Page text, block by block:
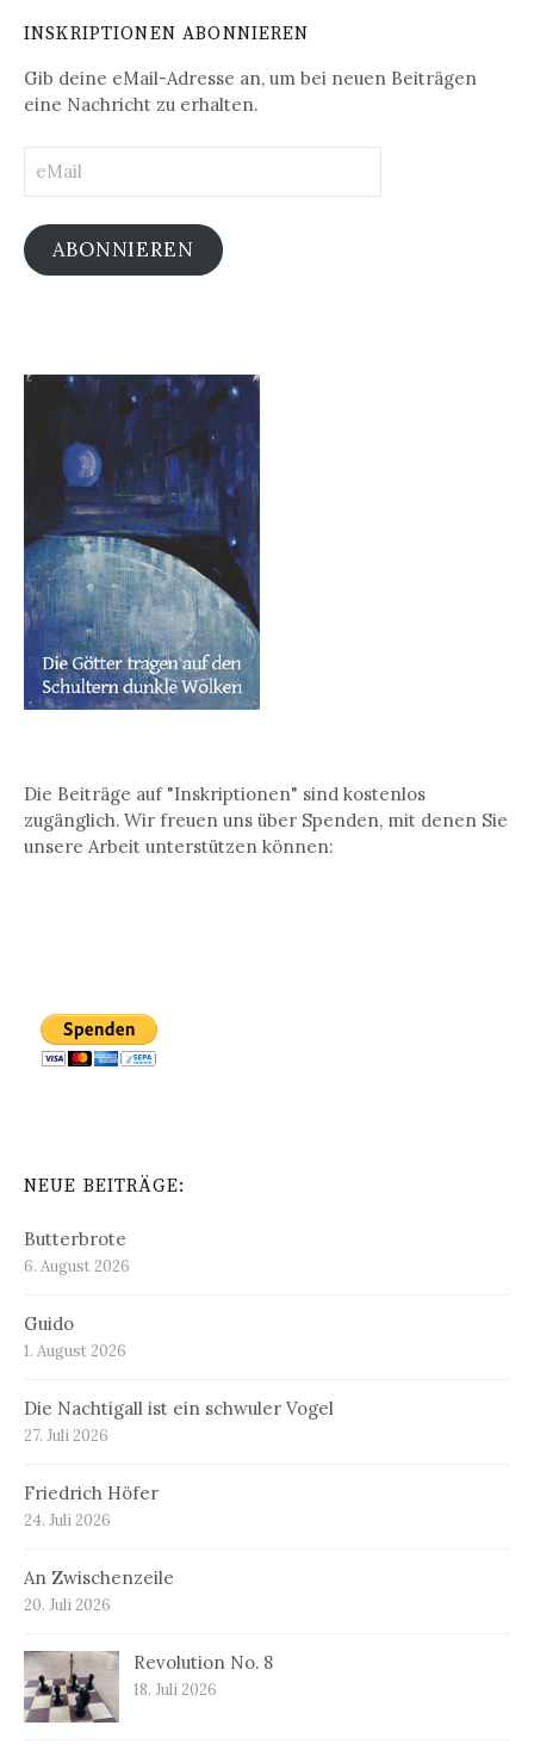
INSKRIPTIONEN ABONNIEREN
Gib deine eMail-Adresse an, um bei neuen Beiträgen
eine Nachricht zu erhalten.
ABONNIEREN
Die Beiträge auf "Inskriptionen" sind kostenlos
zugänglich. Wir freuen uns über Spenden, mit denen Sie
unsere Arbeit unterstützen können:
NEUE BEITRÄGE:
Butterbrote
6. August 2026
Guido
1. August 2026
Die Nachtigall ist ein schwuler Vogel
27. Juli 2026
Friedrich Höfer
24. Juli 2026
An Zwischenzeile
20. Juli 2026
Revolution No. 8
18. Juli 2026